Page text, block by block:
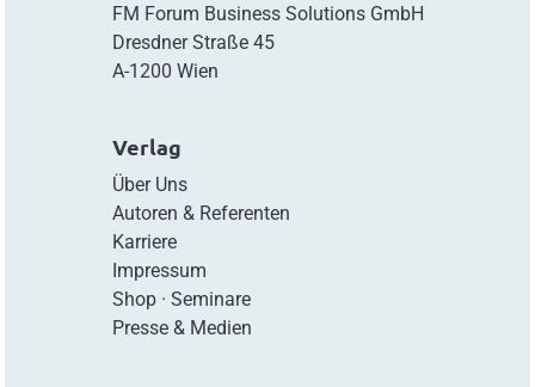
FM Forum Business Solutions GmbH
Dresdner Straße 45
A-1200 Wien
Verlag
Über Uns
Autoren & Referenten
Karriere
Impressum
Shop· Seminare
Presse & Medien